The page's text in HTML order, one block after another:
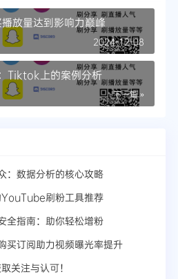
放量达到影响力巅峰
2024-12-08
Tiktok上的案例分析
下一篇 »
：数据分析的核心攻略
刷粉工具推荐
全指南：助你轻松增粉
订阅助力视频曝光率提升
关注与认可！